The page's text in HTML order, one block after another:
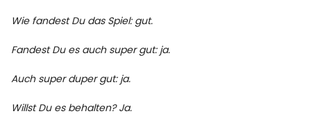
Wie fandest Du das Spiel: gut.
Fandest Du es auch super gut: ja.
Auch super duper gut: ja.
Willst Du es behalten? Ja.